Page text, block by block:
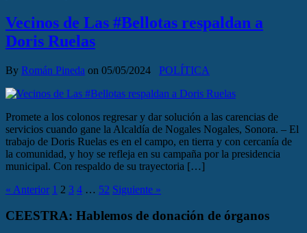
Vecinos de Las #Bellotas respaldan a
Doris Ruelas
By Román Pineda on 05/05/2024 POLÍTICA
Promete a los colonos regresar y dar solución a las carencias de
servicios cuando gane la Alcaldía de Nogales Nogales, Sonora. – El
trabajo de Doris Ruelas es en el campo, en tierra y con cercanía de
la comunidad, y hoy se refleja en su campaña por la presidencia
municipal. Con respaldo de su trayectoria […]
« Anterior 1 2 3 4 … 52 Siguiente »
CEESTRA: Hablemos de donación de órganos